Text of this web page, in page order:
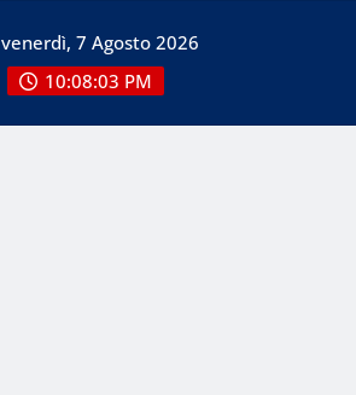
venerdì, 7 Agosto 2026
10:08:03 PM